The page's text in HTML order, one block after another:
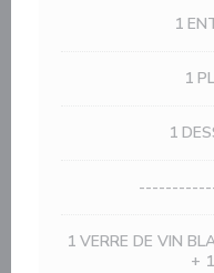
1
1
1
1 VERRE DE VIN
+